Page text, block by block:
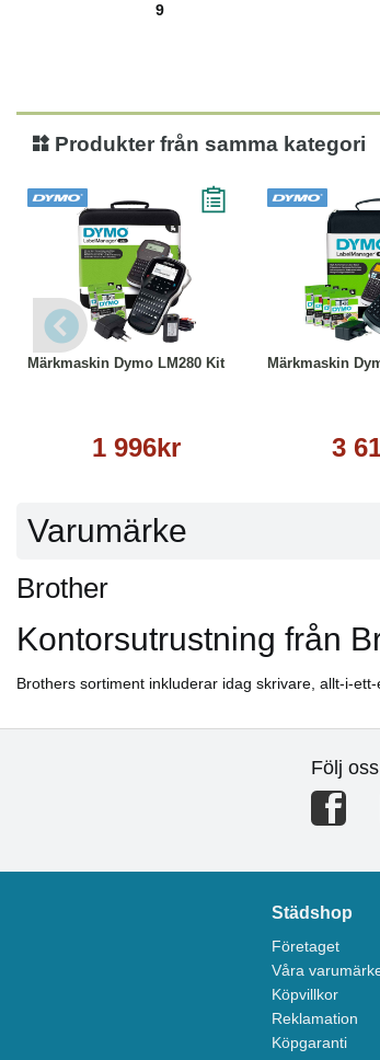
9
Produkter från samma kategori
Märkmaskin Dymo LM280 Kit
1 996kr
Köp Läs mer
Märkmaskin
3
Köp
Varumärke
Brother
Kontorsutrustning från
Brothers sortiment inkluderar idag skrivare, allt-i-
Följ oss
Städshop
Företaget
Våra
Köpvillkor
Reklamation
Köpgaranti